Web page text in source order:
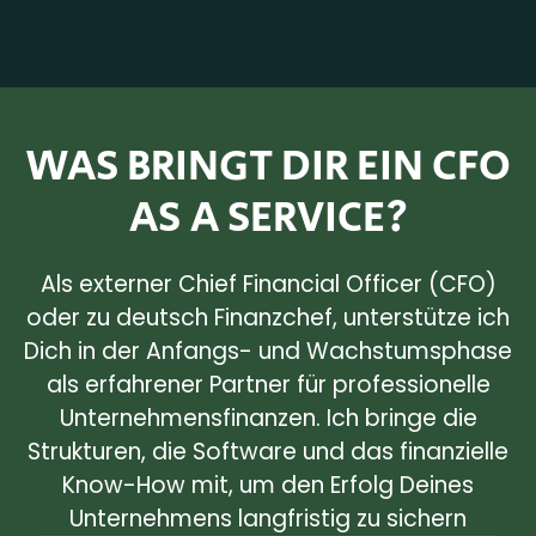
WAS BRINGT DIR EIN CFO
AS A SERVICE?
Als externer Chief Financial Officer (CFO)
oder zu deutsch Finanzchef, unterstütze ich
Dich in der Anfangs- und Wachstumsphase
als erfahrener Partner für professionelle
Unternehmensfinanzen. Ich bringe die
Strukturen, die Software und das finanzielle
Know-How mit, um den Erfolg Deines
Unternehmens langfristig zu sichern